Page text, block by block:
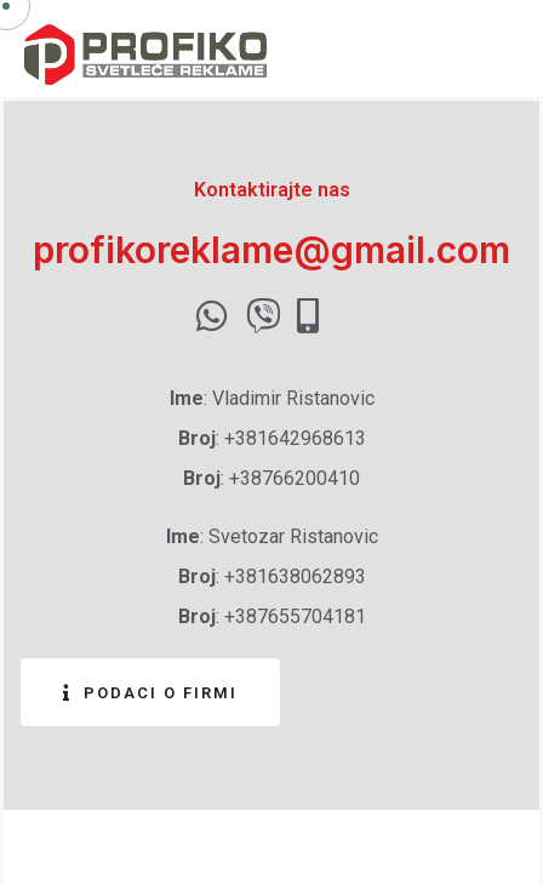
Kontaktirajte nas
profikoreklame@gmail.com
Ime: Vladimir Ristanovic
Broj: +381642968613
Broj: +38766200410
Ime: Svetozar Ristanovic
Broj: +381638062893
Broj: +387655704181
PODACI O FIRMI